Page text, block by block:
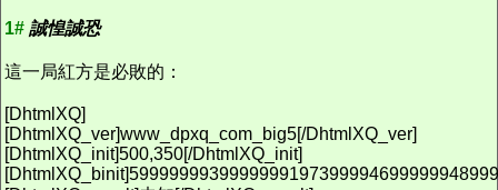
1# 誠惶誠恐
這一局紅方是必敗的：
[DhtmlXQ]
[DhtmlXQ_ver]www_dpxq_com_big5[/DhtmlXQ_ver]
[DhtmlXQ_init]500,350[/DhtmlXQ_init]